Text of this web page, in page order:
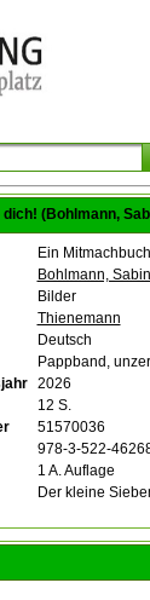
(Bohlmann,
Ein
Bohlmann,
Bilder
Thienemann
Deutsch
Pappband,
2026
12 S.
51570036
978-3-522-
1 A. Auflage
Der kleine